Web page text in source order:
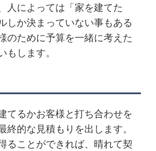
人によっては「家を建てた
しか決まっていない事もある
のために予算を一緒に考えた
もします。
てるかお客様と打ち合わせを
終的な見積もりを出します。
ることができれば、晴れて契